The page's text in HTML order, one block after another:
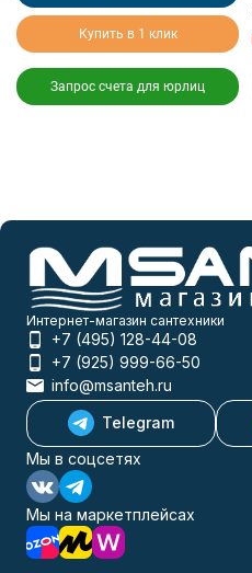
Купить в 1 клик
Запрос счета для юрлиц
Интернет-магазин сантехники
+7 (495) 128-44-08
+7 (925) 999-66-50
info@msanteh.ru
Telegram
Мы в соцсетях
Мы на маркетплейсах